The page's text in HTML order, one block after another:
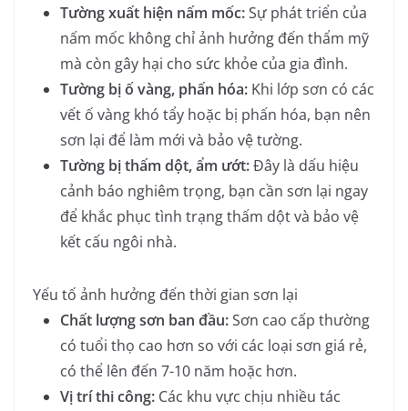
Tường xuất hiện nấm mốc:Sự phát triển của
nấm mốc không chỉ ảnh hưởng đến thẩm mỹ
mà còn gây hại cho sức khỏe của gia đình.
Tường bị ố vàng, phấn hóa: Khi lớp sơn có các
vết ố vàng khó tẩy hoặc bị phấn hóa, bạn nên
sơn lại để làm mới và bảo vệ tường.
Tường bị thấm dột, ẩm ướt:Đây là dấu hiệu
cảnh báo nghiêm trọng, bạn cần sơn lại ngay
để khắc phục tình trạng thấm dột và bảo vệ
kết cấu ngôi nhà.
Yếu tố ảnh hưởng đến thời gian sơn lại
Chất lượng sơn ban đầu:Sơn cao cấp thường
có tuổi thọ cao hơn so với các loại sơn giá rẻ,
có thể lên đến 7-10 năm hoặc hơn.
Vị trí thi công: Các khu vực chịu nhiều tác